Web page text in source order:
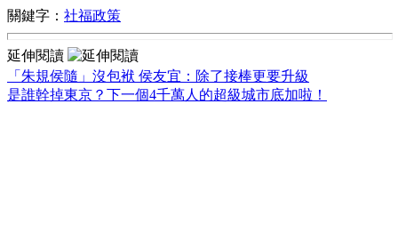
關鍵字： 社福政策
延伸閱讀
「朱規侯隨」沒包袱 侯友宜：除了接棒更要升級
是誰幹掉東京？下一個4千萬人的超級城市底加啦！